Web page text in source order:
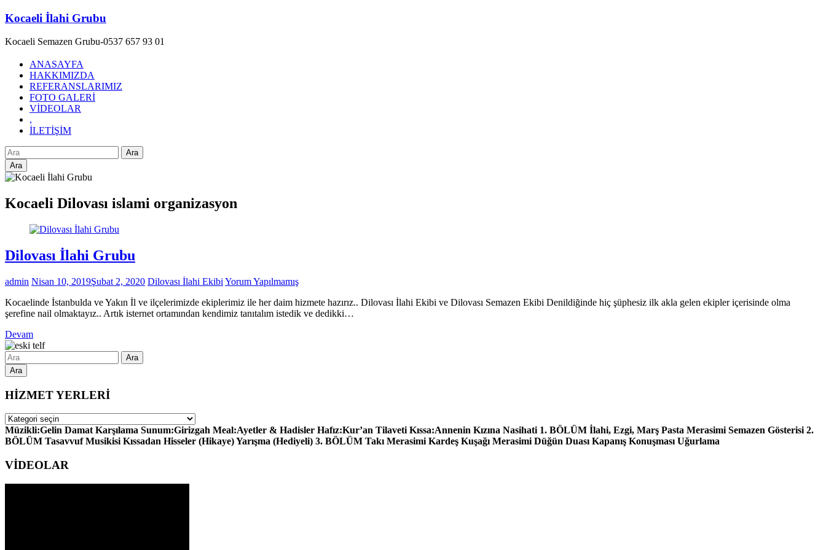
Skip
content
Kocaeli İlahi Grubu
Kocaeli Semazen Grubu-0537 657 93 01
ANASAYFA
HAKKIMIZDA
REFERANSLARIMIZ
FOTO GALERİ
VİDEOLAR
,
İLETİŞİM
Ara
Kocaeli Dilovası islami organizasyon
Dilovası İlahi Grubu
admin Nisan 10, 2019Şubat 2, 2020 Dilovası İlahi Ekibi Yorum Yapılmamış
Kocaelinde İstanbulda ve Yakın İl ve ilçelerimizde ekiplerimiz ile her daim hizmete hazırız.. Dilovası İlahi Ekibi ve Dilovası Semazen Ekibi Denildiğinde hiç şüphesiz ilk akla gelen ekipler içerisinde olma
şerefine nail olmaktayız.. Artık isternet ortamından kendimiz tanıtalım istedik ve dedikki…
Devam
Ara
HİZMET YERLERİ
HİZMET
YERLERİ
Müzikli:Gelin Damat Karşılama Sunum:Girizgah Meal:Ayetler & Hadisler Hafız:Kur’an Tilaveti Kıssa:Annenin Kızına Nasihati 1. BÖLÜM İlahi, Ezgi, Marş Pasta Merasimi Semazen Gösterisi 2.
BÖLÜM Tasavvuf Musikisi Kıssadan Hisseler (Hikaye) Yarışma (Hediyeli) 3. BÖLÜM Takı Merasimi Kardeş Kuşağı Merasimi Düğün Duası Kapanış Konuşması Uğurlama
VİDEOLAR